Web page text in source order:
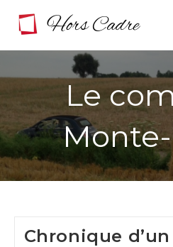
Le
Chronique